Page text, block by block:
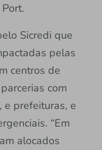
Sicredi que
pelas
centros de
com
e prefeituras, e
“Em
alocados